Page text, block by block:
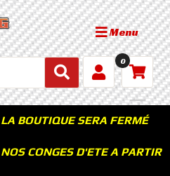
Menu
0
BOUTIQUE SERA FERMÉ
CONGES D'ETE A PARTIR